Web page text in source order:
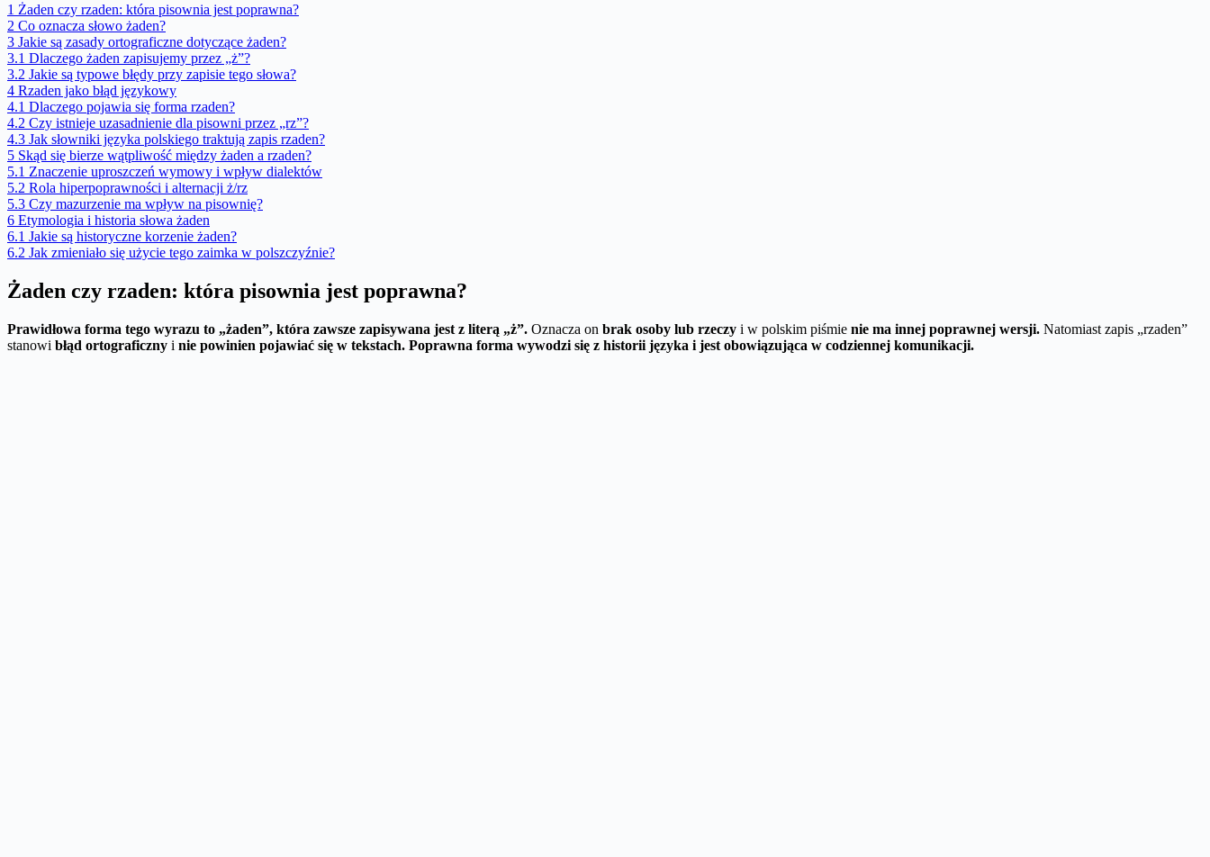
1 Żaden czy rzaden: która pisownia jest poprawna?
2 Co oznacza słowo żaden?
3 Jakie są zasady ortograficzne dotyczące żaden?
3.1 Dlaczego żaden zapisujemy przez „ż”?
3.2 Jakie są typowe błędy przy zapisie tego słowa?
4 Rzaden jako błąd językowy
4.1 Dlaczego pojawia się forma rzaden?
4.2 Czy istnieje uzasadnienie dla pisowni przez „rz”?
4.3 Jak słowniki języka polskiego traktują zapis rzaden?
5 Skąd się bierze wątpliwość między żaden a rzaden?
5.1 Znaczenie uproszczeń wymowy i wpływ dialektów
5.2 Rola hiperpoprawności i alternacji ż/rz
5.3 Czy mazurzenie ma wpływ na pisownię?
6 Etymologia i historia słowa żaden
6.1 Jakie są historyczne korzenie żaden?
6.2 Jak zmieniało się użycie tego zaimka w polszczyźnie?
Żaden czy rzaden: która pisownia jest poprawna?
Prawidłowa forma tego wyrazu to „żaden”, która zawsze zapisywana jest z literą „ż”. Oznacza on brak osoby lub rzeczy i w polskim piśmie nie ma innej poprawnej wersji. Natomiast zapis „rzaden”
stanowi błąd ortograficzny i nie powinien pojawiać się w tekstach. Poprawna forma wywodzi się z historii języka i jest obowiązująca w codziennej komunikacji.